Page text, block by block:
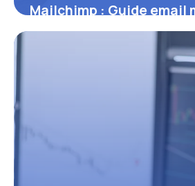
Mailchimp : Guide email
prix 2026